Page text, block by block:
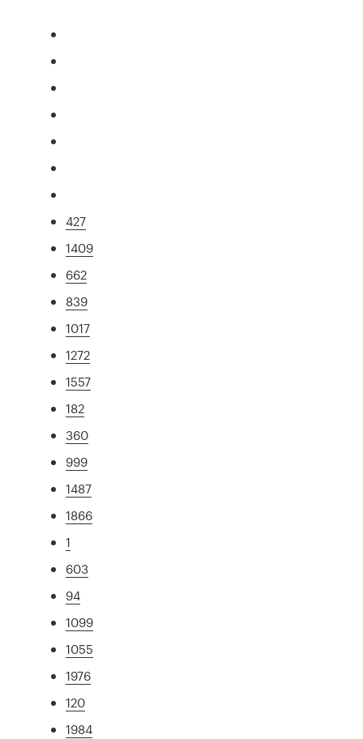
427
1409
662
839
1017
1272
1557
182
360
999
1487
1866
1
603
94
1099
1055
1976
120
1984